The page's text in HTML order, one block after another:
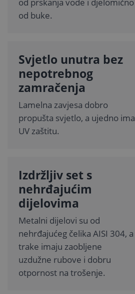
od buke.
Svjetlo unutra bez
nepotrebnog
zamračenja
Lamelna zavjesa dobro
propušta svjetlo, a ujedno ima
UV zaštitu.
Izdržljiv set s
nehrđajućim
dijelovima
Metalni dijelovi su od
nehrđajućeg čelika AISI 304, a
trake imaju zaobljene
uzdužne rubove i dobru
otpornost na trošenje.